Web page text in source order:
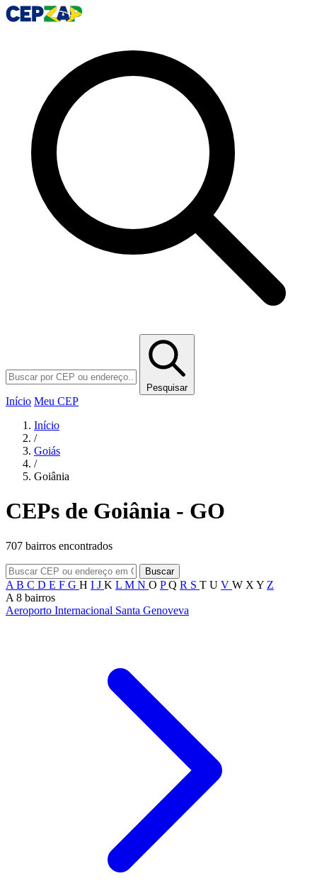
Pesquisar
Início Meu CEP
Início
/
Goiás
/
Goiânia
CEPs de Goiânia - GO
707 bairros encontrados
Buscar
A B C D E F G H I J K L M N O PQ R S T U V W X Y Z
A 8 bairros
Aeroporto Internacional Santa Genoveva